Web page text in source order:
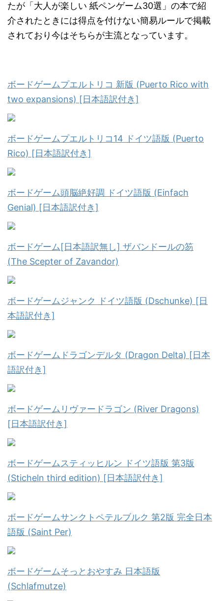
たが「大人が楽しい 紙ペンゲーム30選」の本で紹
介されたときには得点を付けない簡易ルールで掲載
されており今はそちらが主流となっています。
ボードゲームプエルトリコ 新版 (Puerto Rico with
two expansions) [日本語訳付き]
ボードゲームプエルトリコ14 ドイツ語版 (Puerto
Rico) [日本語訳付き]
ボードゲーム頭脳絶好調 ドイツ語版 (Einfach
Genial) [日本語訳付き]
ボードゲーム[日本語訳無し] ザバンドールの笏
(The Scepter of Zavandor)
ボードゲームジャンク ドイツ語版 (Dschunke) [日
本語訳付き]
ボードゲームドラゴンデルタ (Dragon Delta) [日本
語訳付き]
ボードゲームリヴァードラゴン (River Dragons)
[日本語訳付き]
ボードゲームスティッヒルン ドイツ語版 第3版
(Sticheln third edition) [日本語訳付き]
ボードゲームサンクトペテルブルク 第2版 完全日本
語版 (Saint Per)
ボードゲームそっとおやすみ 日本語版
(Schlafmutze)